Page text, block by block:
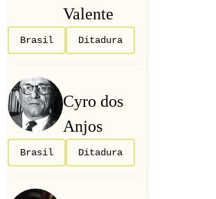
Valente
Brasil Ditadura
Cyro dos
Anjos
Brasil Ditadura